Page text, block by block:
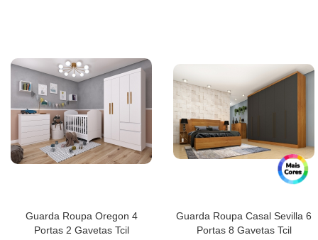
Guarda Roupa Oregon 4
Portas 2 Gavetas Tcil
Guarda Roupa Casal Sevilla 6
Portas 8 Gavetas Tcil